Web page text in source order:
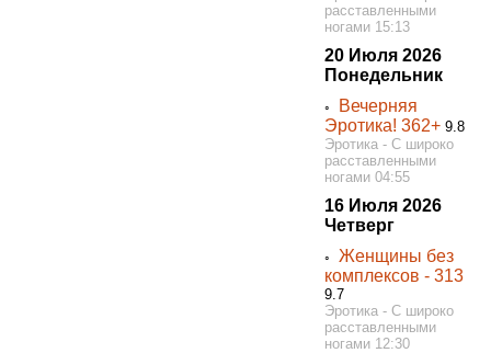
расставленными
ногами 15:13
20 Июля 2026
Понедельник
◦
Вечерняя
Эротика! 362+ 9.8
Эротика - С широко
расставленными
ногами 04:55
16 Июля 2026
Четверг
◦Женщины без
комплексов - 313
9.7
Эротика - С широко
расставленными
ногами 12:30